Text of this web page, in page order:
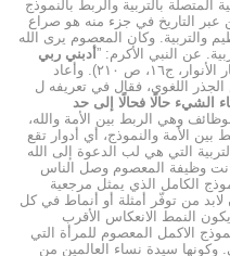
المتصلة بالتربية والربط بالنموذج
عبر التاريخ في جزء منه هو صراع
والتربية. وكان المعصوم يرى الله
عن النبي الأكرم: ”أدبني ربي
” (محمد باقر المجلسي، بحار الأنوار، ج١٦، ص ٢١٠). وأعاد
الجذر اللغوي، فقال في تعريفه ل
الشيء حالًا فحالًا إلى حد
وهي الربط بين الأمة والله،
بين الأمة والنموذج، أي أدوار تقع
التي هي لب الدعوة إلى الله
وظيفة المعصوم وصل الناس
الكامل الذي يمثل مرجعية
لابد من توفّر أمثلة أو أنماط في كل
النمط الانعكاس الأقرب
الاكمل المعصوم للمرأة التي
سيدة نساء العالمين من